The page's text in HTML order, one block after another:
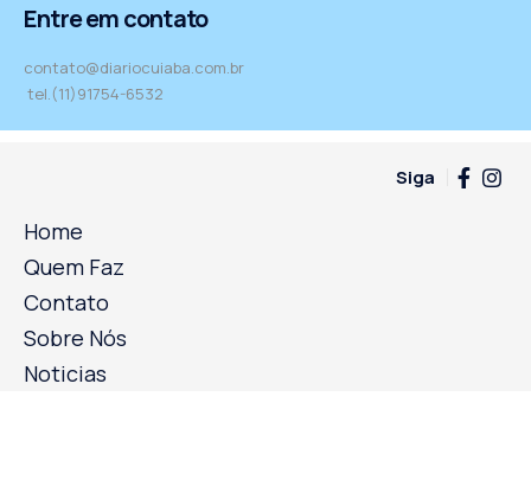
Entre em contato
contato@diariocuiaba.com.br
tel.(11)91754-6532
Siga
Home
Quem Faz
Contato
Sobre Nós
Noticias